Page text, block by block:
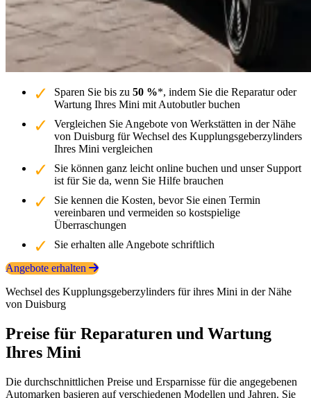
Sparen Sie bis zu 50 %*, indem Sie die Reparatur oder
Wartung Ihres Mini mit Autobutler buchen
Vergleichen Sie Angebote von Werkstätten in der Nähe
von Duisburg für Wechsel des Kupplungsgeberzylinders
Ihres Mini vergleichen
Sie können ganz leicht online buchen und unser Support
ist für Sie da, wenn Sie Hilfe brauchen
Sie kennen die Kosten, bevor Sie einen Termin
vereinbaren und vermeiden so kostspielige
Überraschungen
Sie erhalten alle Angebote schriftlich
Angebote erhalten
Wechsel des Kupplungsgeberzylinders für ihres Mini in der Nähe
von Duisburg
Preise für Reparaturen und Wartung
Ihres Mini
Die durchschnittlichen Preise und Ersparnisse für die angegebenen
Automarken basieren auf verschiedenen Modellen und Jahren. Sie